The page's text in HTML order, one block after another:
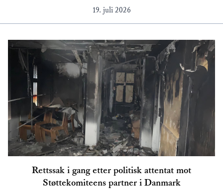
19. juli 2026
Rettssak i gang etter politisk attentat mot
Støttekomiteens partner i Danmark